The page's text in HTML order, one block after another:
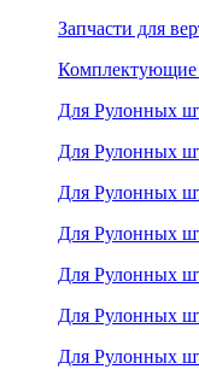
Запчасти для
Для Рулонных
Для Рулонных
Для Рулонных
Для Рулонных
Для Рулонных
Для Рулонных
Для Рулонных